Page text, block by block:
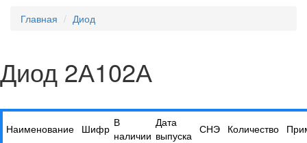
Главная
Диод
Диод 2А102А
Наименование Шифр В
наличии
Дата
выпуска СНЭ Количество